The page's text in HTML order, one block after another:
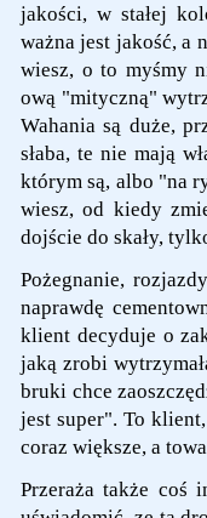
jakości, w stałej
ważna jest jakość, a
wiesz, o to myśmy
ową "mityczną"
Wahania są duże,
słaba, te nie mają
którym są, albo "na
wiesz, od kiedy
dojście do skały,
Pożegnanie,
naprawdę
klient decyduje o
jaką zrobi
bruki chce
jest super". To
coraz większe, a
Przeraża także coś